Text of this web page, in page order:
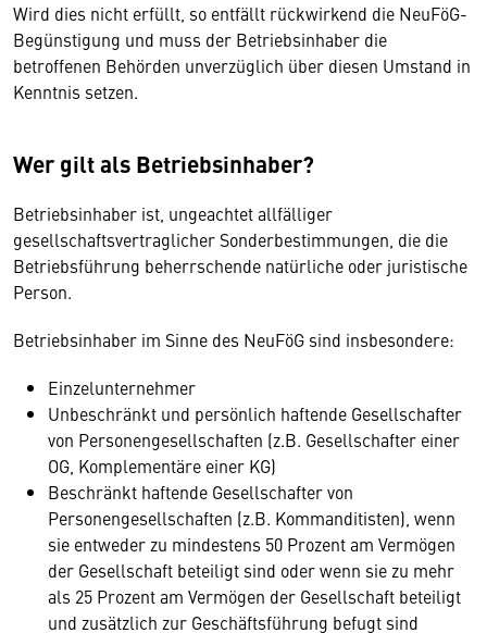
Wird dies nicht erfüllt, so entfällt rückwirkend die NeuFöG-
Begünstigung und muss der Betriebsinhaber die
betroffenen Behörden unverzüglich über diesen Umstand in
Kenntnis setzen.
Wer gilt als Betriebsinhaber?
Betriebsinhaber ist, ungeachtet allfälliger
gesellschaftsvertraglicher Sonderbestimmungen, die die
Betriebsführung beherrschende natürliche oder juristische
Person.
Betriebsinhaber im Sinne des NeuFöG sind insbesondere:
Einzelunternehmer
Unbeschränkt und persönlich haftende Gesellschafter
von Personengesellschaften (z.B. Gesellschafter einer
OG, Komplementäre einer KG)
Beschränkt haftende Gesellschafter von
Personengesellschaften (z.B. Kommanditisten), wenn
sie entweder zu mindestens 50 Prozent am Vermögen
der Gesellschaft beteiligt sind oder wenn sie zu mehr
als 25 Prozent am Vermögen der Gesellschaft beteiligt
und zusätzlich zur Geschäftsführung befugt sind